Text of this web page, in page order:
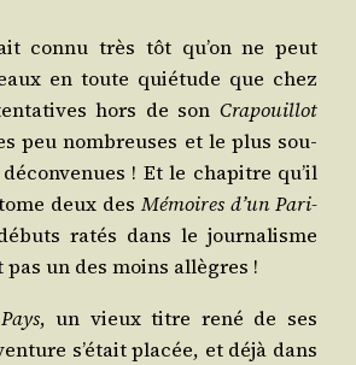
connu très tôt qu’on ne peut
en toute quié­tude que chez
hors de son Cra­pouillot
peu nom­breuses et le plus sou­
! Et le cha­pitre qu’il
deux desMémoires d’un Pari­
ratés dans le jour­na­lisme
pas un des moins allègres !
Pays, un vieux titre rené de ses
s’é­tait pla­cée, et déjà dans